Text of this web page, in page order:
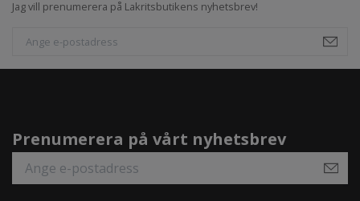
Jag vill prenumerera på Lakritsbutikens nyhetsbrev!
Prenumerera på vårt nyhetsbrev